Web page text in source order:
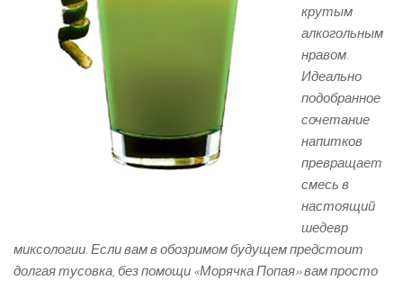
крутым
алкогольным
нравом.
Идеально
подобранное
сочетание
напитков
превращает
смесь в
настоящий
шедевр
миксологии. Если вам в обозримом будущем предстоит
долгая тусовка, без помощи «Морячка Попая» вам просто